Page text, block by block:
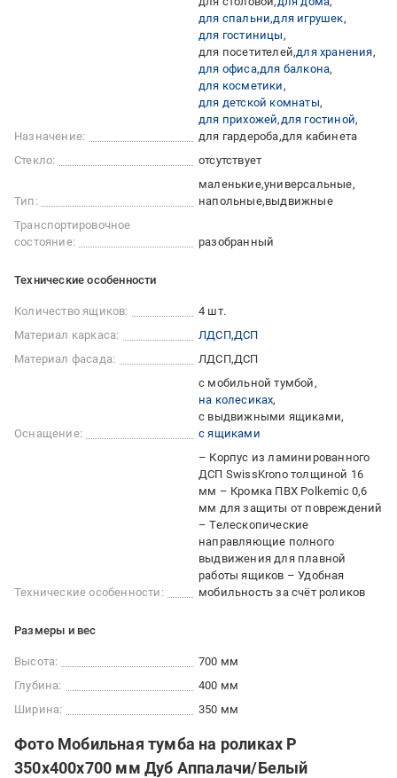
Назначение:
для спальни для игрушек
для гостиницы
для посетителей для хранения
для офиса для балкона
для косметики
для детской комнаты
для прихожей для гостиной
для гардероба для кабинета
Стекло:
отсутствует
Тип:
маленькие универсальные
напольные выдвижные
Транспортировочное
состояние:
разобранный
Технические особенности
Количество ящиков:
4 шт.
Материал каркаса:
ЛДСП ДСП
Материал фасада:
ЛДСП ДСП
Оснащение:
с мобильной тумбой
на колесиках
с выдвижными ящиками
с ящиками
Технические особенности:
– Корпус из ламинированного
ДСП SwissKrono толщиной 16
мм – Кромка ПВХ Polkemic 0,6
мм для защиты от повреждений
– Телескопические
направляющие полного
выдвижения для плавной
работы ящиков – Удобная
мобильность за счёт роликов
Размеры и вес
Высота:
700 мм
Глубина:
400 мм
Ширина:
350 мм
Фото Мобильная тумба на роликах P
350х400х700 мм Дуб Аппалачи/Белый